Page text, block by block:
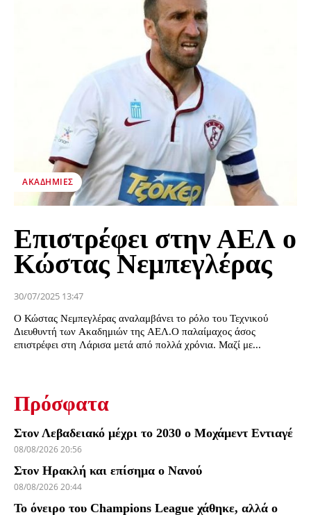
ΑΚΑΔΗΜΊΕΣ
Επιστρέφει στην ΑΕΛ ο
Κώστας Νεμπεγλέρας
30/07/2025 13:47
Ο Κώστας Νεμπεγλέρας αναλαμβάνει το ρόλο του Τεχνικού
Διευθυντή των Ακαδημιών της ΑΕΛ.Ο παλαίμαχος άσος
επιστρέφει στη Λάρισα μετά από πολλά χρόνια. Μαζί με...
Πρόσφατα
Στον Λεβαδειακό μέχρι το 2030 ο Μοχάμεντ Εντιαγέ
08/08/2026 20:56
Στον Ηρακλή και επίσημα ο Νανού
08/08/2026 20:44
Το όνειρο του Champions League χάθηκε, αλλά ο